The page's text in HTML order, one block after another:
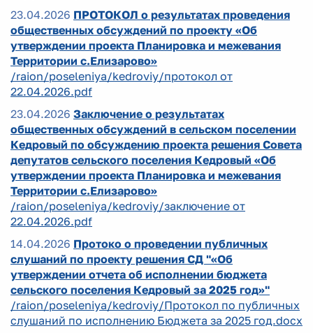
23.04.2026 ПРОТОКОЛ о результатах проведения
общественных обсуждений по проекту «Об
утверждении проекта Планировка и межевания
Территории с.Елизарово»
/raion/poseleniya/kedroviy/протокол от
22.04.2026.pdf
23.04.2026 Заключение о результатах
общественных обсуждений в сельском поселении
Кедровый по обсуждению проекта решения Совета
депутатов сельского поселения Кедровый «Об
утверждении проекта Планировка и межевания
Территории с.Елизарово»
/raion/poseleniya/kedroviy/заключение от
22.04.2026.pdf
14.04.2026 Протоко о проведении публичных
слушаний по проекту решения СД "«Об
утверждении отчета об исполнении бюджета
сельского поселения Кедровый за 2025 год»"
/raion/poseleniya/kedroviy/Протокол по публичных
слушаний по исполнению Бюджета за 2025 год.docx